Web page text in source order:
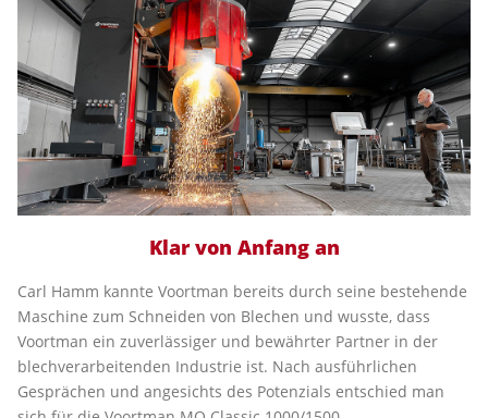
Klar von Anfang an
Carl Hamm kannte Voortman bereits durch seine bestehende
Maschine zum Schneiden von Blechen und wusste, dass
Voortman ein zuverlässiger und bewährter Partner in der
blechverarbeitenden Industrie ist. Nach ausführlichen
Gesprächen und angesichts des Potenzials entschied man